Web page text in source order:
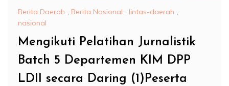
Berita Daerah , Berita Nasional , lintas-daerah ,
nasional
Mengikuti Pelatihan Jurnalistik
Batch 5 Departemen KIM DPP
LDII secara Daring (1)Peserta